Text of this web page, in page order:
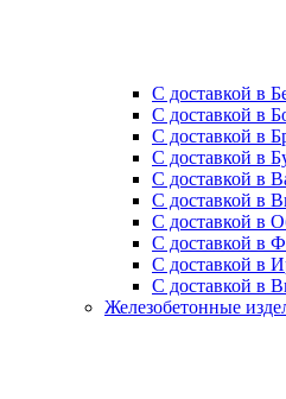
С доставкой в
С доставкой в
С доставкой в
С доставкой в
С доставкой в
С доставкой в
С доставкой в
С доставкой в
С доставкой в
С доставкой в
Железобетонные